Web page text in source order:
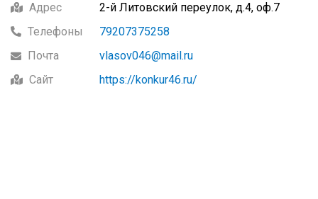
Адрес
2-й Литовский переулок, д.4, оф.7
Телефоны
79207375258
Почта
vlasov046@mail.ru
Сайт
https://konkur46.ru/